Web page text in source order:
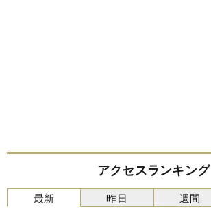
アクセスランキング
最新 昨日 週間